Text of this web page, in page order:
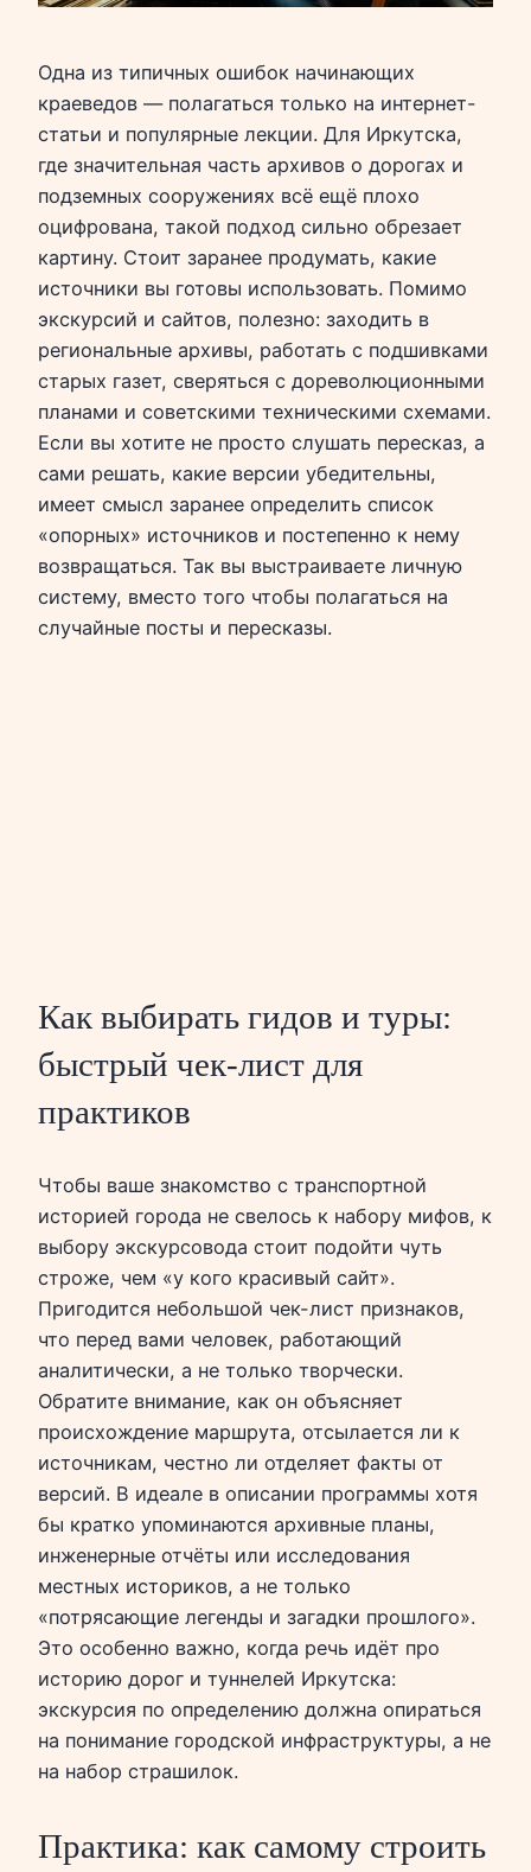
Одна из типичных ошибок начинающих
краеведов — полагаться только на интернет-
статьи и популярные лекции. Для Иркутска,
где значительная часть архивов о дорогах и
подземных сооружениях всё ещё плохо
оцифрована, такой подход сильно обрезает
картину. Стоит заранее продумать, какие
источники вы готовы использовать. Помимо
экскурсий и сайтов, полезно: заходить в
региональные архивы, работать с подшивками
старых газет, сверяться с дореволюционными
планами и советскими техническими схемами.
Если вы хотите не просто слушать пересказ, а
сами решать, какие версии убедительны,
имеет смысл заранее определить список
«опорных» источников и постепенно к нему
возвращаться. Так вы выстраиваете личную
систему, вместо того чтобы полагаться на
случайные посты и пересказы.
Как выбирать гидов и туры:
быстрый чек-лист для
практиков
Чтобы ваше знакомство с транспортной
историей города не свелось к набору мифов, к
выбору экскурсовода стоит подойти чуть
строже, чем «у кого красивый сайт».
Пригодится небольшой чек-лист признаков,
что перед вами человек, работающий
аналитически, а не только творчески.
Обратите внимание, как он объясняет
происхождение маршрута, отсылается ли к
источникам, честно ли отделяет факты от
версий. В идеале в описании программы хотя
бы кратко упоминаются архивные планы,
инженерные отчёты или исследования
местных историков, а не только
«потрясающие легенды и загадки прошлого».
Это особенно важно, когда речь идёт про
историю дорог и туннелей Иркутска:
экскурсия по определению должна опираться
на понимание городской инфраструктуры, а не
на набор страшилок.
Практика: как самому строить